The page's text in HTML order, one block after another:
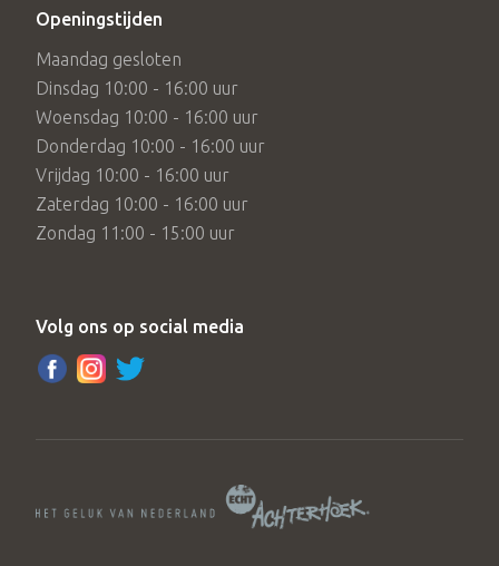
Openingstijden
Maandag gesloten
Dinsdag 10:00 - 16:00 uur
Woensdag 10:00 - 16:00 uur
Donderdag 10:00 - 16:00 uur
Vrijdag 10:00 - 16:00 uur
Zaterdag 10:00 - 16:00 uur
Zondag 11:00 - 15:00 uur
Volg ons op social media